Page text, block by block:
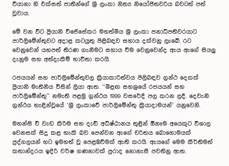
වියානා හි එක්සත් ජාතීන්ගේ ශ්‍රී ලංකා නිත්‍ය නියෝජිතවරිය බවටත් පත්
වූවාය.
මේ වන විට ප්‍රියානි විජේසේකර මහත්මිය ශ්‍රී ලංකා ජනාධිපතිවරයාට
පාර්ලිමේන්තුවට අදාළ කටයුතු පිළිබඳව සහාය දක්වනු ලැබේ. රට
වෙනුවෙන් යහපත් තීරණ ගැනීමට සහාය වීම වෙනුවෙන්ද ඇය ඇගේ සියලු
දැනුම සහ අත්දැකීම් භාවිතා කරයි.
රජයයන් සහ පාර්ලිමේන්තුවල ක්‍රියාකාරිත්වය පිලිබඳව ග්‍රන්ථ දෙකක්
ප්‍රියානි මැතිනිය විසින් ලියා ඇත. “මීළඟ සහශ්‍රයේ රජයයන් සහ
පාර්ලිමේන්තු” නමැති පළමු ග්‍රන්ථය 1999 වසරේදී පල කරන ලදී. දෙවැනි
ග්‍රන්ථය හැඳින්වූයේ ‘ශ්‍රී ලංකාවේ පාර්ලිමේන්තු ක්‍රියාදාමයන්’ යනුවෙනි.
මහන්සි වී වැඩ කිරිම සහ දැඩි අධිෂ්ඨානය තුළින් ඕනෑම අයෙකුට විශාල
වෙනසක් සිදු කළ හැකි බව පෙන්වන ඇගේ චරිතය බොහොමයක්
පුද්ගලයන් හට ඉමහත් වූ පෙළඹවීමක් ඇති කරයි. ඇයගේ මෙම කීර්තිමත්
කතාන්දරය ඉදිරි වර්ෂ ගණනාවක් පුරාද නොනැසී පවතිනු ඇත.